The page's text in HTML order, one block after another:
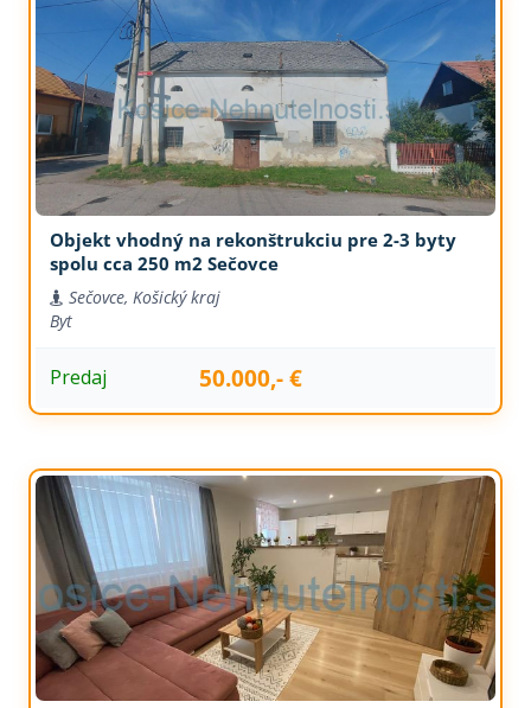
Objekt vhodný na rekonštrukciu pre 2-3 byty
spolu cca 250 m2 Sečovce
Sečovce, Košický kraj
Byt
Predaj 50.000,- €